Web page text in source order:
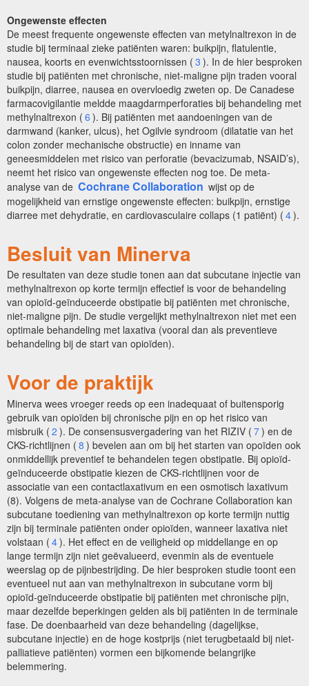
Ongewenste effecten
De meest frequente ongewenste effecten van metylnaltrexon in de
studie bij terminaal zieke patiënten waren: buikpijn, flatulentie,
nausea, koorts en evenwichtsstoornissen ( 3 ). In de hier besproken
studie bij patiënten met chronische, niet-maligne pijn traden vooral
buikpijn, diarree, nausea en overvloedig zweten op. De Canadese
farmacovigilantie meldde maagdarmperforaties bij behandeling met
methylnaltrexon ( 6 ). Bij patiënten met aandoeningen van de
darmwand (kanker, ulcus), het Ogilvie syndroom (dilatatie van het
colon zonder mechanische obstructie) en inname van
geneesmiddelen met risico van perforatie (bevacizumab, NSAID’s),
neemt het risico van ongewenste effecten nog toe. De meta-
analyse van de Cochrane Collaboration wijst op de
mogelijkheid van ernstige ongewenste effecten: buikpijn, ernstige
diarree met dehydratie, en cardiovasculaire collaps (1 patiënt) ( 4).
Besluit van Minerva
De resultaten van deze studie tonen aan dat subcutane injectie van
methylnaltrexon op korte termijn effectief is voor de behandeling
van opioïd-geïnduceerde obstipatie bij patiënten met chronische,
niet-maligne pijn. De studie vergelijkt methylnaltrexon niet met een
optimale behandeling met laxativa (vooral dan als preventieve
behandeling bij de start van opioïden).
Voor de praktijk
Minerva wees vroeger reeds op een inadequaat of buitensporig
gebruik van opioïden bij chronische pijn en op het risico van
misbruik ( 2 ). De consensusvergadering van het RIZIV ( 7) en de
CKS-richtlijnen ( 8 ) bevelen aan om bij het starten van opoïden ook
onmiddellijk preventief te behandelen tegen obstipatie. Bij opioïd-
geïnduceerde obstipatie kiezen de CKS-richtlijnen voor de
associatie van een contactlaxativum en een osmotisch laxativum
(8). Volgens de meta-analyse van de Cochrane Collaboration kan
subcutane toediening van methylnaltrexon op korte termijn nuttig
zijn bij terminale patiënten onder opioïden, wanneer laxativa niet
volstaan ( 4). Het effect en de veiligheid op middellange en op
lange termijn zijn niet geëvalueerd, evenmin als de eventuele
weerslag op de pijnbestrijding. De hier besproken studie toont een
eventueel nut aan van methylnaltrexon in subcutane vorm bij
opioïd-geïnduceerde obstipatie bij patiënten met chronische pijn,
maar dezelfde beperkingen gelden als bij patiënten in de terminale
fase. De doenbaarheid van deze behandeling (dagelijkse,
subcutane injectie) en de hoge kostprijs (niet terugbetaald bij niet-
palliatieve patiënten) vormen een bijkomende belangrijke
belemmering.